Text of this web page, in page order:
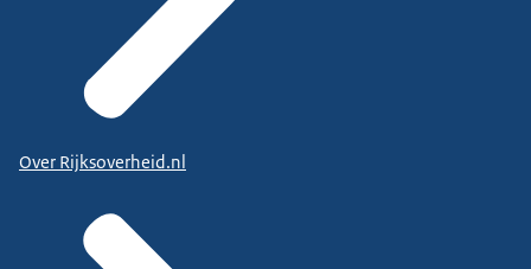
Over Rijksoverheid.nl